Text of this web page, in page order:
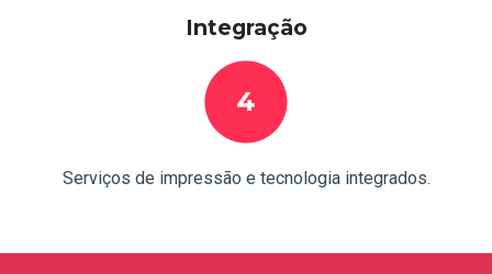
Integração
Serviços de impressão e tecnologia integrados.